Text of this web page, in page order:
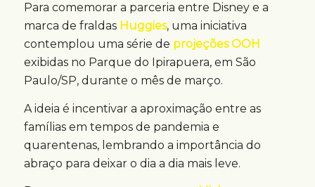
Para comemorar a parceria entre Disney e a
marca de fraldas Huggies, uma iniciativa
contemplou uma série de projeções OOH
exibidas no Parque do Ipirapuera, em São
Paulo/SP, durante o mês de março.
A ideia é incentivar a aproximação entre as
famílias em tempos de pandemia e
quarentenas, lembrando a importância do
abraço para deixar o dia a dia mais leve.